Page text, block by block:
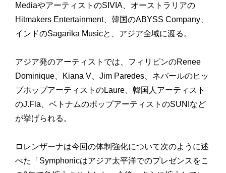
MediaやアーティストのSIVIA、オーストラリアの
Hitmakers Entertainment、韓国のABYSS Company、
インドのSagarika Musicと、アジア全域に渡る。
アジア発のアーティストでは、フィリピンのRenee
Dominique、Kiana V、Jim Paredes、ネパールのヒッ
プホップアーティストのLaure、韓国人アーティスト
のJ.Fla、ベトナムのポップアーティストのSUNIなど
が挙げられる。
ロレンザーナは今回の体制強化について次のように述
べた「Symphonicはアジア太平洋でのプレゼンスをこ